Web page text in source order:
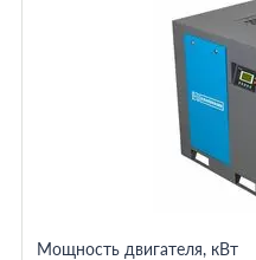
Мощность двигателя, кВт